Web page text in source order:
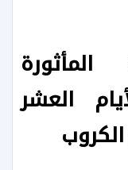
العشر